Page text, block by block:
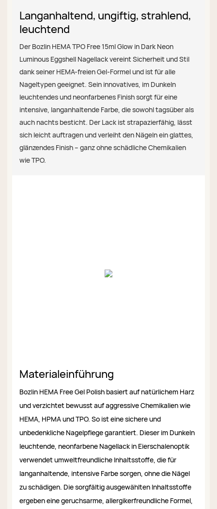
Langanhaltend, ungiftig, strahlend,
leuchtend
Der Bozlin HEMA TPO Free 15ml Glow in Dark Neon
Luminous Eggshell Nagellack vereint Sicherheit und Stil
dank seiner HEMA-freien Gel-Formel und ist für alle
Nageltypen geeignet. Sein innovatives, im Dunkeln
leuchtendes und neonfarbenes Finish sorgt für eine
intensive, langanhaltende Farbe, die sowohl tagsüber als
auch nachts besticht. Der Lack ist strapazierfähig, lässt
sich leicht auftragen und verleiht den Nägeln ein glattes,
glänzendes Finish – ganz ohne schädliche Chemikalien
wie TPO.
Materialeinführung
Bozlin HEMA Free Gel Polish basiert auf natürlichem Harz
und verzichtet bewusst auf aggressive Chemikalien wie
HEMA, HPMA und TPO. So ist eine sichere und
unbedenkliche Nagelpflege garantiert. Dieser im Dunkeln
leuchtende, neonfarbene Nagellack in Eierschalenoptik
verwendet umweltfreundliche Inhaltsstoffe, die für
langanhaltende, intensive Farbe sorgen, ohne die Nägel
zu schädigen. Die sorgfältig ausgewählten Inhaltsstoffe
ergeben eine geruchsarme, allergikerfreundliche Formel,